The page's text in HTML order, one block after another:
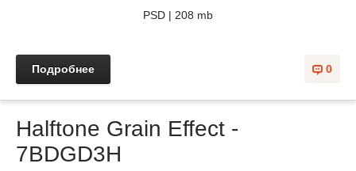
PSD | 208 mb
0
Подробнее
Halftone Grain Effect -
7BDGD3H